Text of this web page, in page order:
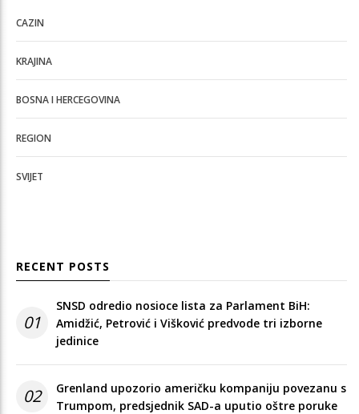
CAZIN
KRAJINA
BOSNA I HERCEGOVINA
REGION
SVIJET
RECENT POSTS
01
SNSD odredio nosioce lista za Parlament BiH:
Amidžić, Petrović i Višković predvode tri izborne
jedinice
02
Grenland upozorio američku kompaniju povezanu s
Trumpom, predsjednik SAD-a uputio oštre poruke